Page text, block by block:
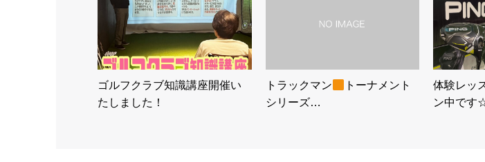
ゴルフクラブ知識講座開催い
たしました！
トラックマン
トーナメント
シリーズ…
体験レッ
ン中です